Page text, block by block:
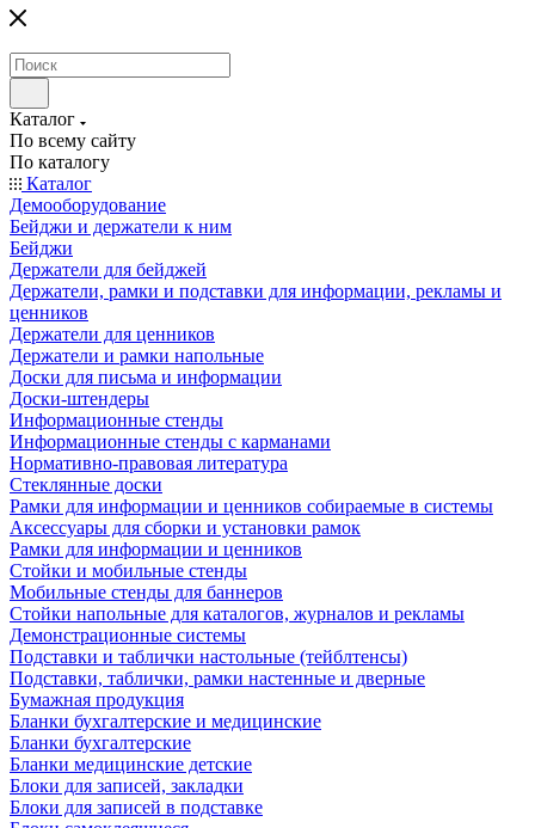
Каталог
По всему сайту
По каталогу
Каталог
Демооборудование
Бейджи и держатели к ним
Бейджи
Держатели для бейджей
Держатели, рамки и подставки для информации, рекламы и
ценников
Держатели для ценников
Держатели и рамки напольные
Доски для письма и информации
Доски-штендеры
Информационные стенды
Информационные стенды с карманами
Нормативно-правовая литература
Стеклянные доски
Рамки для информации и ценников собираемые в системы
Аксессуары для сборки и установки рамок
Рамки для информации и ценников
Стойки и мобильные стенды
Мобильные стенды для баннеров
Стойки напольные для каталогов, журналов и рекламы
Демонстрационные системы
Подставки и таблички настольные (тейблтенсы)
Подставки, таблички, рамки настенные и дверные
Бумажная продукция
Бланки бухгалтерские и медицинские
Бланки бухгалтерские
Бланки медицинские детские
Блоки для записей, закладки
Блоки для записей в подставке